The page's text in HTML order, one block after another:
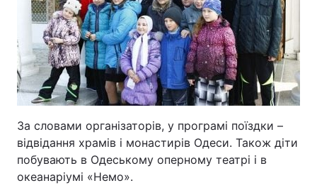
За словами організаторів, у програмі поїздки –
відвідання храмів і монастирів Одеси. Також діти
побувають в Одеському оперному театрі і в
океанаріумі «Немо».